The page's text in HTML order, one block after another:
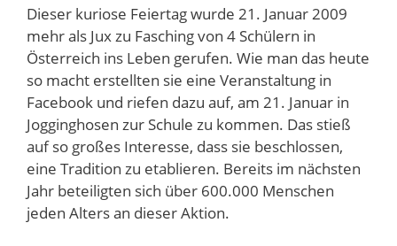
Dieser kuriose Feiertag wurde 21. Januar 2009
mehr als Jux zu Fasching von 4 Schülern in
Österreich ins Leben gerufen. Wie man das heute
so macht erstellten sie eine Veranstaltung in
Facebook und riefen dazu auf, am 21. Januar in
Jogginghosen zur Schule zu kommen. Das stieß
auf so großes Interesse, dass sie beschlossen,
eine Tradition zu etablieren. Bereits im nächsten
Jahr beteiligten sich über 600.000 Menschen
jeden Alters an dieser Aktion.